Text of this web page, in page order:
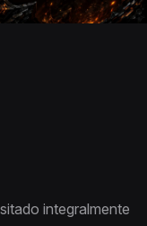
integralmente